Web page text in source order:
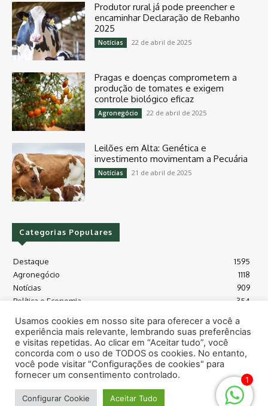
Produtor rural já pode preencher e
encaminhar Declaração de Rebanho
2025
Notícias 22 de abril de 2025
Pragas e doenças comprometem a
produção de tomates e exigem
controle biológico eficaz
Agronegócio 22 de abril de 2025
Leilões em Alta: Genética e
investimento movimentam a Pecuária
Notícias 21 de abril de 2025
Categorias Populares
Destaque
1595
Agronegócio
1118
Notícias
909
Política e Economia
354
Máquinas e Tecnologia
128
Grãos - soja e milho
Meio Ambiente
115
© Todos os direitos reservados safras.news
1
Usamos cookies em nosso site para oferecer a você a
experiência mais relevante, lembrando suas preferências
e visitas repetidas. Ao clicar em “Aceitar tudo”, você
concorda com o uso de TODOS os cookies. No entanto,
você pode visitar "Configurações de cookies" para
fornecer um consentimento controlado.
Configurar Cookie Aceitar Tudo